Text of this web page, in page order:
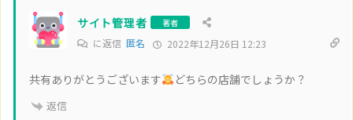
サイト管理者 著者
に返信 匿名 2022年12月26日 12:23
共有ありがとうございます どちらの店舗でしょうか？
返信